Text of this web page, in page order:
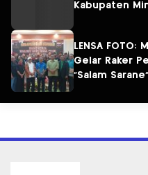
Kabupaten
LENSA FOTO:
Gelar Raker
“Salam Sarane”